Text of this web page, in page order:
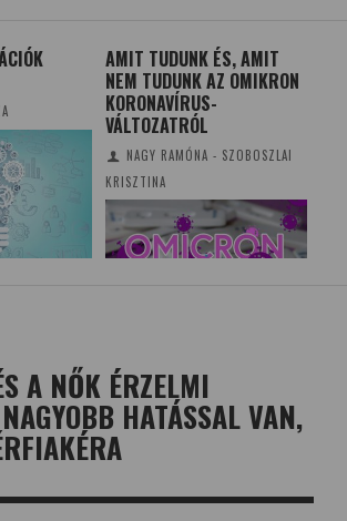
AMIT TUDUNK ÉS, AMIT
NEM TUDUNK AZ OMIKRON
KORONAVÍRUS-
VÁLTOZATRÓL
NAGY RAMÓNA - SZOBOSZLAI
KRISZTINA
A NŐK ÉRZELMI
HATÁSSAL VAN,